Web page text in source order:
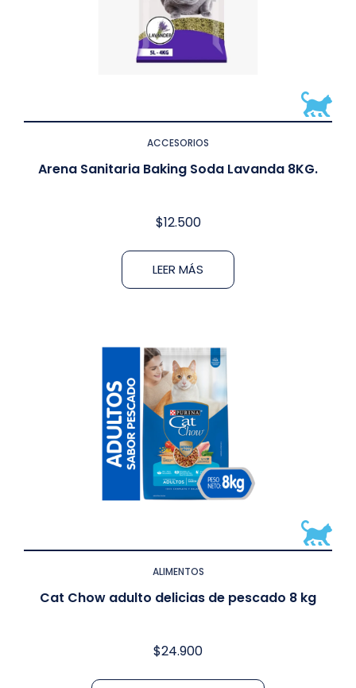
ACCESORIOS
Arena Sanitaria Baking Soda Lavanda 8KG.
$12.500
LEER MÁS
ALIMENTOS
Cat Chow adulto delicias de pescado 8 kg
$24.900